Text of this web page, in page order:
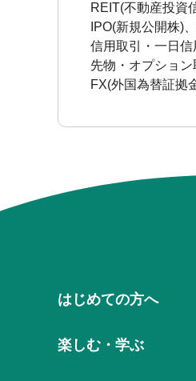
REIT(不動産投資
IPO(新規公開株)
信用取引・一日
先物・オプショ
FX(外国為替証拠
はじめての方へ
楽しむ・学ぶ